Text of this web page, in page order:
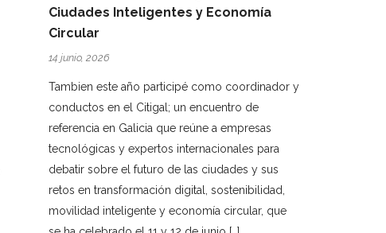
Ciudades Inteligentes y Economía
Circular
14 junio, 2026
Tambien este año participé como coordinador y
conductos en el Citigal; un encuentro de
referencia en Galicia que reúne a empresas
tecnológicas y expertos internacionales para
debatir sobre el futuro de las ciudades y sus
retos en transformación digital, sostenibilidad,
movilidad inteligente y economía circular, que